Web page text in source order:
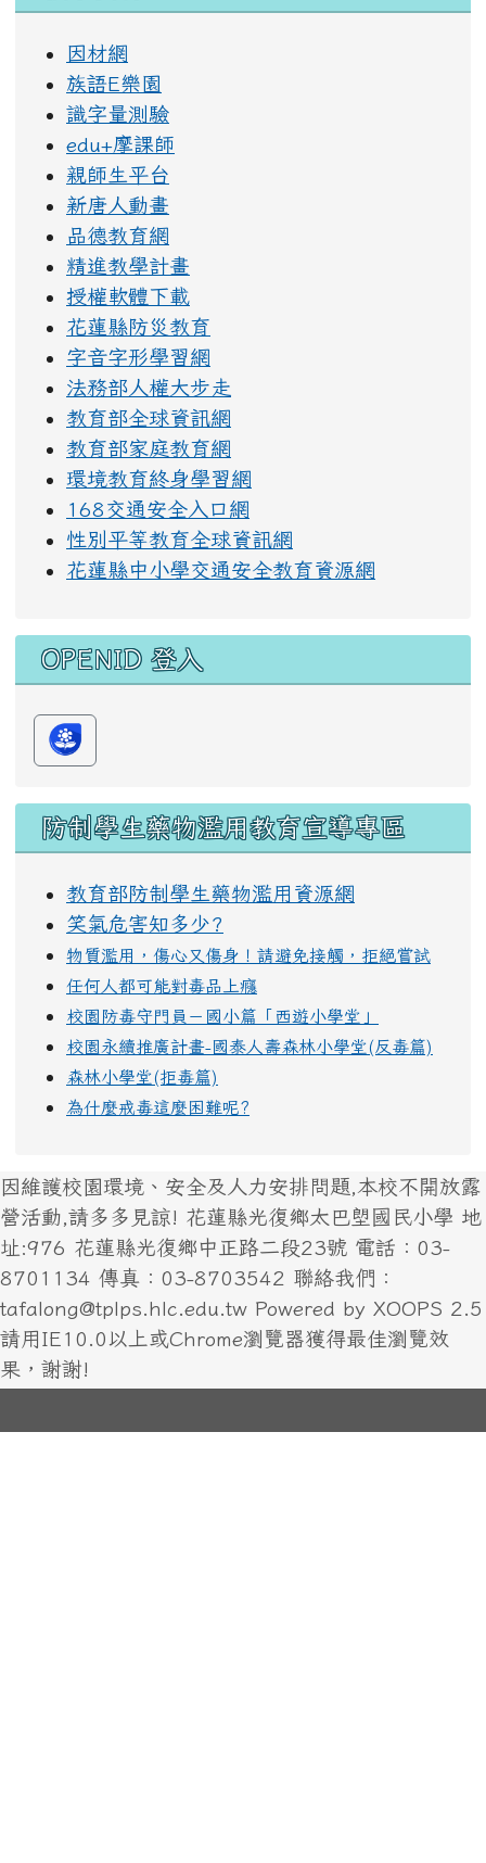
因材網
族語E樂園
識字量測驗
edu+摩課師
親師生平台
新唐人動畫
品德教育網
精進教學計畫
授權軟體下載
花蓮縣防災教育
字音字形學習網
法務部人權大步走
教育部全球資訊網
教育部家庭教育網
環境教育終身學習網
168交通安全入口網
性別平等教育全球資訊網
花蓮縣中小學交通安全教育資源網
OPENID 登入
防制學生藥物濫用教育宣導專區
教育部防制學生藥物濫用資源網
笑氣危害知多少?
物質濫用，傷心又傷身！請避免接觸，拒絕嘗試
任何人都可能對毒品上癮
校園防毒守門員－國小篇「西遊小學堂」
校園永續推廣計畫-國泰人壽森林小學堂(反毒篇)
森林小學堂(拒毒篇)
為什麼戒毒這麼困難呢?
因維護校園環境、安全及人力安排問題,本校不開放露
營活動,請多多見諒! 花蓮縣光復鄉太巴塱國民小學 地
址:976 花蓮縣光復鄉中正路二段23號 電話：03-
8701134 傳真：03-8703542 聯絡我們：
tafalong@tplps.hlc.edu.tw Powered by XOOPS 2.5
請用IE10.0以上或Chrome瀏覽器獲得最佳瀏覽效
果，謝謝!